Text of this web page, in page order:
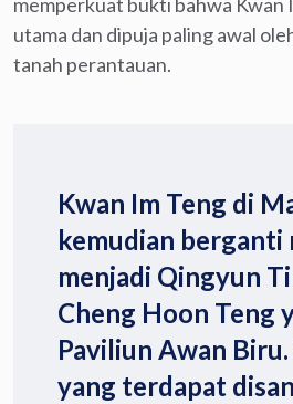
utama dan dipuja paling awal
tanah perantauan.
Kwan Im Teng di
kemudian berganti
menjadi Qingyun
Cheng Hoon Teng
Paviliun Awan
yang terdapat